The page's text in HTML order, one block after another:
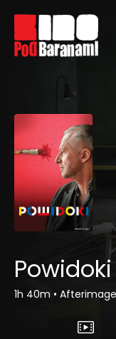
Linki
Powidoki
1h 40m • Afterimage